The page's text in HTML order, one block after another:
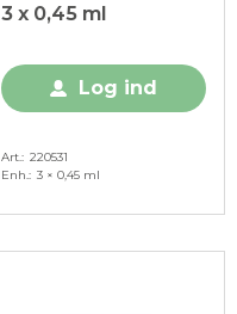
3 x 0,45 ml
Log ind
Art. 220531
Enh. 3 × 0,45 ml